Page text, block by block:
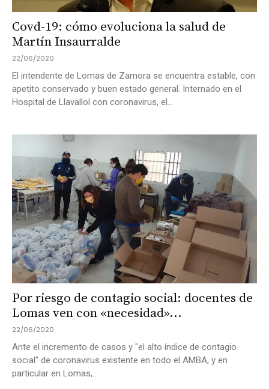
Covd-19: cómo evoluciona la salud de
Martín Insaurralde
22/06/2020
El intendente de Lomas de Zamora se encuentra estable, con
apetito conservado y buen estado general. Internado en el
Hospital de Llavallol con coronavirus, el...
Por riesgo de contagio social: docentes de
Lomas ven con «necesidad»...
22/06/2020
Ante el incremento de casos y "el alto índice de contagio
social" de coronavirus existente en todo el AMBA, y en
particular en Lomas,...